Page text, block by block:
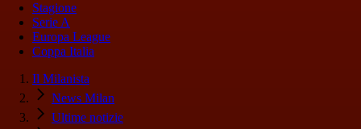
Stagione
Serie A
Europa League
Coppa Italia
Il Milanista
News Milan
Ultime notizie